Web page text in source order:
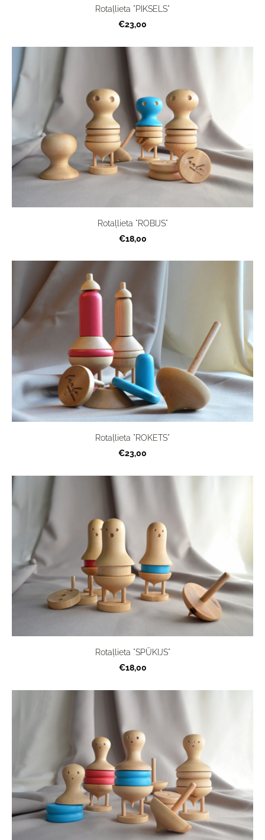
Rotaļlieta "PIKSELS"
€23,00
Rotaļlieta "ROBIJS"
€18,00
Rotaļlieta "ROKETS"
€23,00
Rotaļlieta "SPŪKIJS"
€18,00